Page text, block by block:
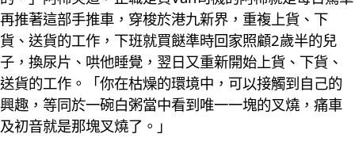
再推著這部手推車，穿梭於港九新界，重複上貨、下
貨、送貨的工作，下班就買餸準時回家照顧2歲半的兒
子，換尿片、哄他睡覺，翌日又重新開始上貨、下貨、
送貨的工作。「你在枯燥的環境中，可以接觸到自己的
興趣，等同於一碗白粥當中看到唯一一塊的叉燒，痛車
及初音就是那塊叉燒了。」